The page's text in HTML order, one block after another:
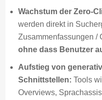
Wachstum der Zero-
werden direkt in
Zusammenfassungen /
ohne dass Benutzer
Aufstieg von
Schnittstellen: Tools
Overviews,